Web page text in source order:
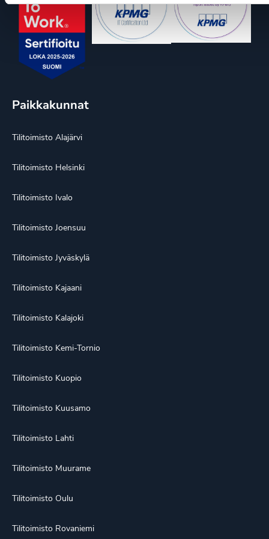
Paikkakunnat
Tilitoimisto Alajärvi
Tilitoimisto Helsinki
Tilitoimisto Ivalo
Tilitoimisto Joensuu
Tilitoimisto Jyväskylä
Tilitoimisto Kajaani
Tilitoimisto Kalajoki
Tilitoimisto Kemi-Tornio
Tilitoimisto Kuopio
Tilitoimisto Kuusamo
Tilitoimisto Lahti
Tilitoimisto Muurame
Tilitoimisto Oulu
Tilitoimisto Rovaniemi